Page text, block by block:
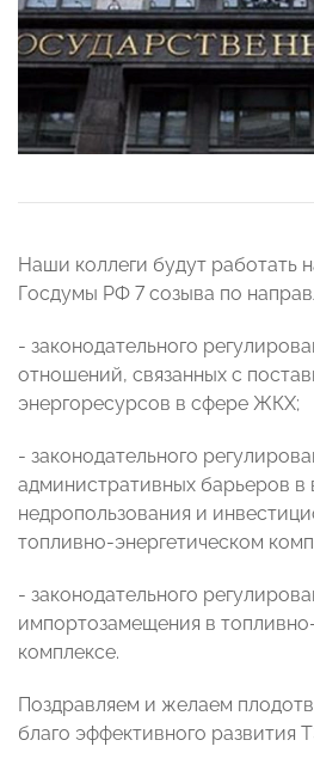
Наши коллеги будут работать
Госдумы РФ 7 созыва по
- законодательного
отношений, связанных с
энергоресурсов в сфере ЖКХ;
- законодательного
административных барьеров в
недропользования и
топливно-энергетическом
- законодательного
импортозамещения в
комплексе.
Поздравляем и желаем
благо эффективного развития